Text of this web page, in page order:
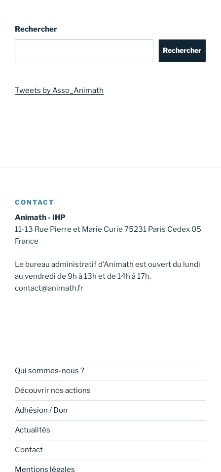
Rechercher
Rechercher
Tweets by Asso_Animath
CONTACT
Animath - IHP
11-13 Rue Pierre et Marie Curie 75231 Paris Cedex 05
France
Le bureau administratif d’Animath est ouvert du lundi
au vendredi de 9h à 13h et de 14h à 17h.
contact@animath.fr
Qui sommes-nous ?
Découvrir nos actions
Adhésion / Don
Actualités
Contact
Mentions légales